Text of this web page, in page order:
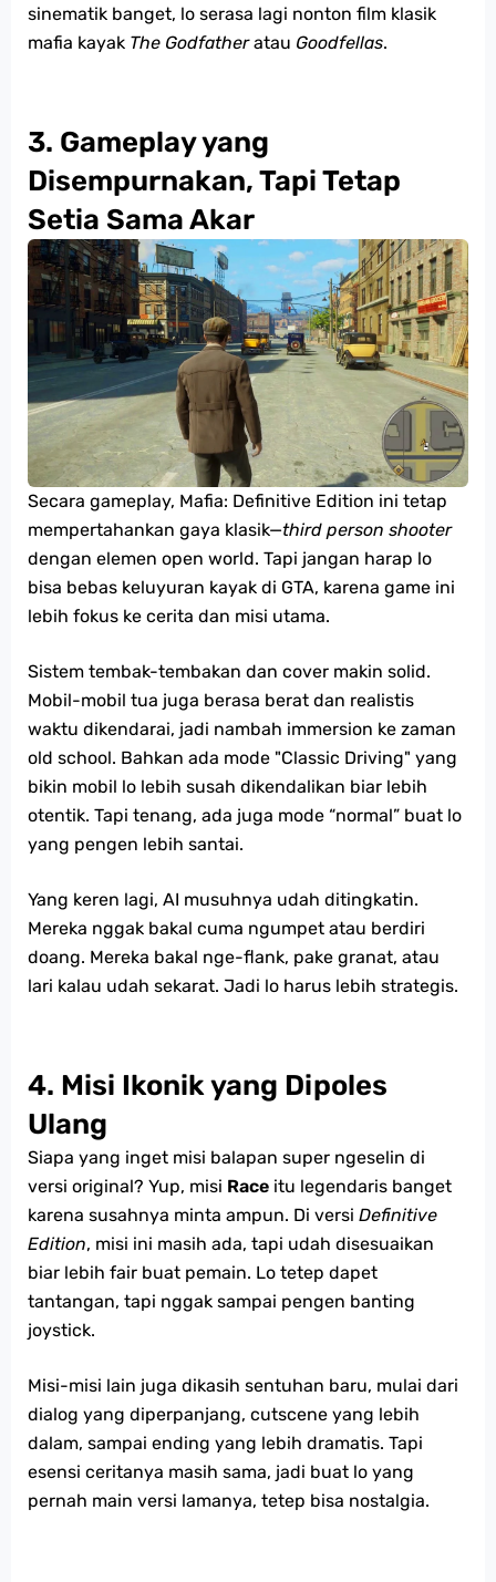
sinematik banget, lo serasa lagi nonton film klasik
mafia kayak The Godfatheratau Goodfellas.
3. Gameplay yang
Disempurnakan, Tapi Tetap
Setia Sama Akar
Secara gameplay, Mafia: Definitive Edition ini tetap
mempertahankan gaya klasik—third person shooter
dengan elemen open world. Tapi jangan harap lo
bisa bebas keluyuran kayak di GTA, karena game ini
lebih fokus ke cerita dan misi utama.
Sistem tembak-tembakan dan cover makin solid.
Mobil-mobil tua juga berasa berat dan realistis
waktu dikendarai, jadi nambah immersion ke zaman
old school. Bahkan ada mode "Classic Driving" yang
bikin mobil lo lebih susah dikendalikan biar lebih
otentik. Tapi tenang, ada juga mode “normal” buat lo
yang pengen lebih santai.
Yang keren lagi, AI musuhnya udah ditingkatin.
Mereka nggak bakal cuma ngumpet atau berdiri
doang. Mereka bakal nge-flank, pake granat, atau
lari kalau udah sekarat. Jadi lo harus lebih strategis.
4. Misi Ikonik yang Dipoles
Ulang
Siapa yang inget misi balapan super ngeselin di
versi original? Yup, misi Race itu legendaris banget
karena susahnya minta ampun. Di versi Definitive
Edition, misi ini masih ada, tapi udah disesuaikan
biar lebih fair buat pemain. Lo tetep dapet
tantangan, tapi nggak sampai pengen banting
joystick.
Misi-misi lain juga dikasih sentuhan baru, mulai dari
dialog yang diperpanjang, cutscene yang lebih
dalam, sampai ending yang lebih dramatis. Tapi
esensi ceritanya masih sama, jadi buat lo yang
pernah main versi lamanya, tetep bisa nostalgia.